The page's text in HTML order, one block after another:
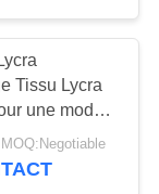
150
Tissu Lycra
une mode
et durable